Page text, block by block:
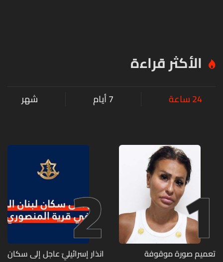
الأكثر قراءة
24 ساعة 7 أيام شهر
1
تعميم صورة موقوفة
2
انذار إسرائيليّ عاجل إلى سكان